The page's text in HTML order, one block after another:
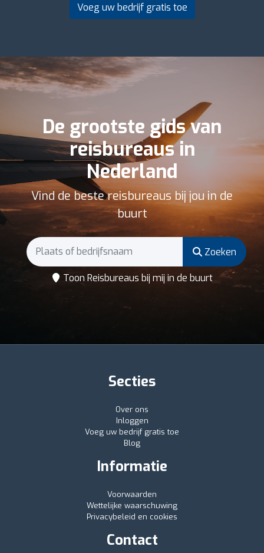
Voeg uw bedrijf gratis toe
De grootste gids van
reisbureaus in
Nederland
Vind de beste reisbureaus bij jou in de
buurt
Zoeken
Toon Reisbureaus bij mij in de buurt
Secties
Over ons
Inloggen
Voeg uw bedrijf gratis toe
Blog
Informatie
Voorwaarden
Wettelijke waarschuwing
Privacybeleid en cookies
Contact